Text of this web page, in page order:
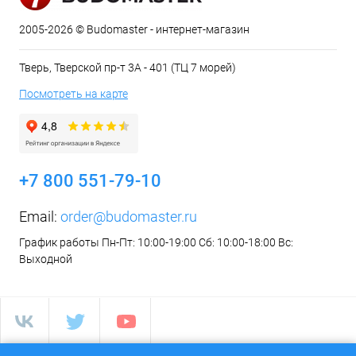
2005-2026 © Budomaster - интернет-магазин
Тверь, Тверской пр-т 3А - 401 (ТЦ 7 морей)
Посмотреть на карте
+7 800 551-79-10
Email: order@budomaster.ru
График работы Пн-Пт: 10:00-19:00 Сб: 10:00-18:00 Вс:
Выходной